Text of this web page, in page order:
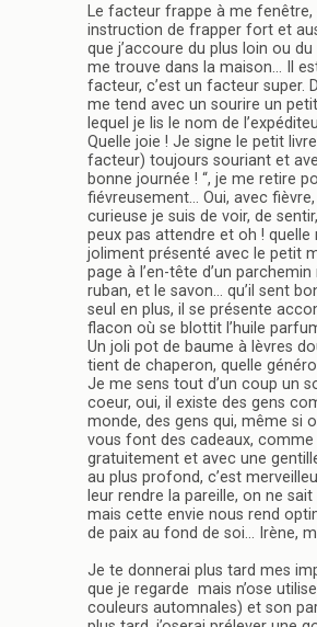
Le facteur frappe à me fenêtre,
instruction de frapper fort et
que j’accoure du plus loin ou
me trouve dans la maison… Il
facteur, c’est un facteur super.
me tend avec un sourire un
lequel je lis le nom de
Quelle joie ! Je signe le petit
facteur) toujours souriant et
bonne journée ! “, je me retire
fiévreusement… Oui, avec
curieuse je suis de voir, de
peux pas attendre et oh ! quelle
joliment présenté avec le petit
page à l’en-tête d’un
ruban, et le savon… qu’il sent
seul en plus, il se présente
flacon où se blottit l’huile
Un joli pot de baume à lèvres
tient de chaperon, quelle
Je me sens tout d’un coup un
coeur, oui, il existe des gens
monde, des gens qui, même si
vous font des cadeaux, comme
gratuitement et avec une
au plus profond, c’est
leur rendre la pareille, on ne
mais cette envie nous rend
de paix au fond de soi… Irène,
Je te donnerai plus tard mes
que je regarde mais n’ose
couleurs automnales) et son